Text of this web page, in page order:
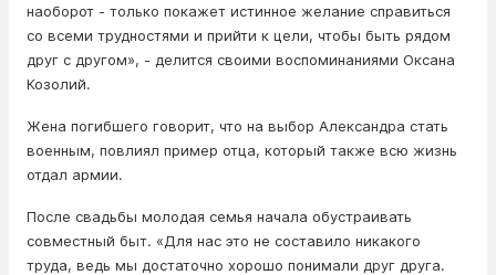
наоборот - только покажет истинное желание справиться
со всеми трудностями и прийти к цели, чтобы быть рядом
друг с другом», - делится своими воспоминаниями Оксана
Козолий.
Жена погибшего говорит, что на выбор Александра стать
военным, повлиял пример отца, который также всю жизнь
отдал армии.
После свадьбы молодая семья начала обустраивать
совместный быт. «Для нас это не составило никакого
труда, ведь мы достаточно хорошо понимали друг друга.